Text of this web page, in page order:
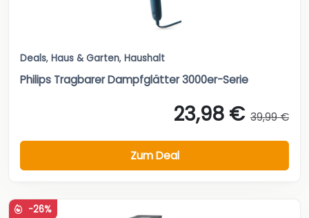
Deals, Haus & Garten, Haushalt
Philips Tragbarer Dampfglätter 3000er-Serie
23,98 € 39,99 €
Zum Deal
-26%